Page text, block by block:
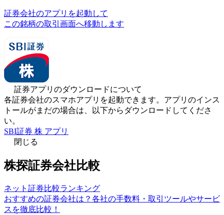
証券会社のアプリを起動して
この銘柄の取引画面へ移動します
証券アプリのダウンロードについて
各証券会社のスマホアプリを起動できます。アプリのインス
トールがまだの場合は、以下からダウンロードしてくださ
い。
SBI証券 株 アプリ
閉じる
株探証券会社比較
ネット証券比較ランキング
おすすめの証券会社は？各社の手数料・取引ツールやサービ
スを徹底比較！